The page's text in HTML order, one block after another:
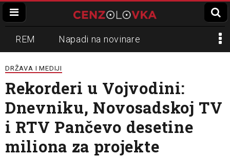
REM Napadi na novinare
Zvučni top
Propaganda Lokalni mediji
Informer Slavko Ćuruvija
DRŽAVA I MEDIJI
Rekorderi u Vojvodini:
Dnevniku, Novosadskoj TV
i RTV Pančevo desetine
miliona za projekte